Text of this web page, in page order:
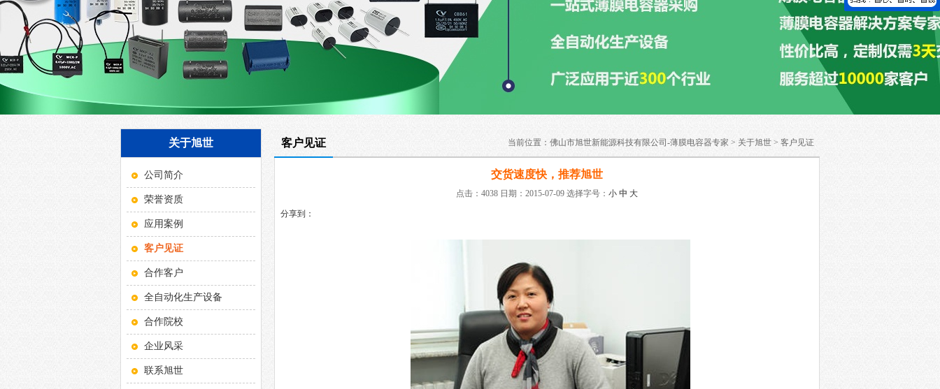
关于旭世
公司简介
荣誉资质
应用案例
客户见证
合作客户
全自动化生产设备
合作院校
企业风采
联系旭世
客户见证 当前位置： 佛山市旭世新能源科技有限公司-薄膜电容器专家 > 关于旭世 > 客户见证
交货速度快，推荐旭世
点击：4038 日期：2015-07-09 选择字号： 小 中 大
分享到：